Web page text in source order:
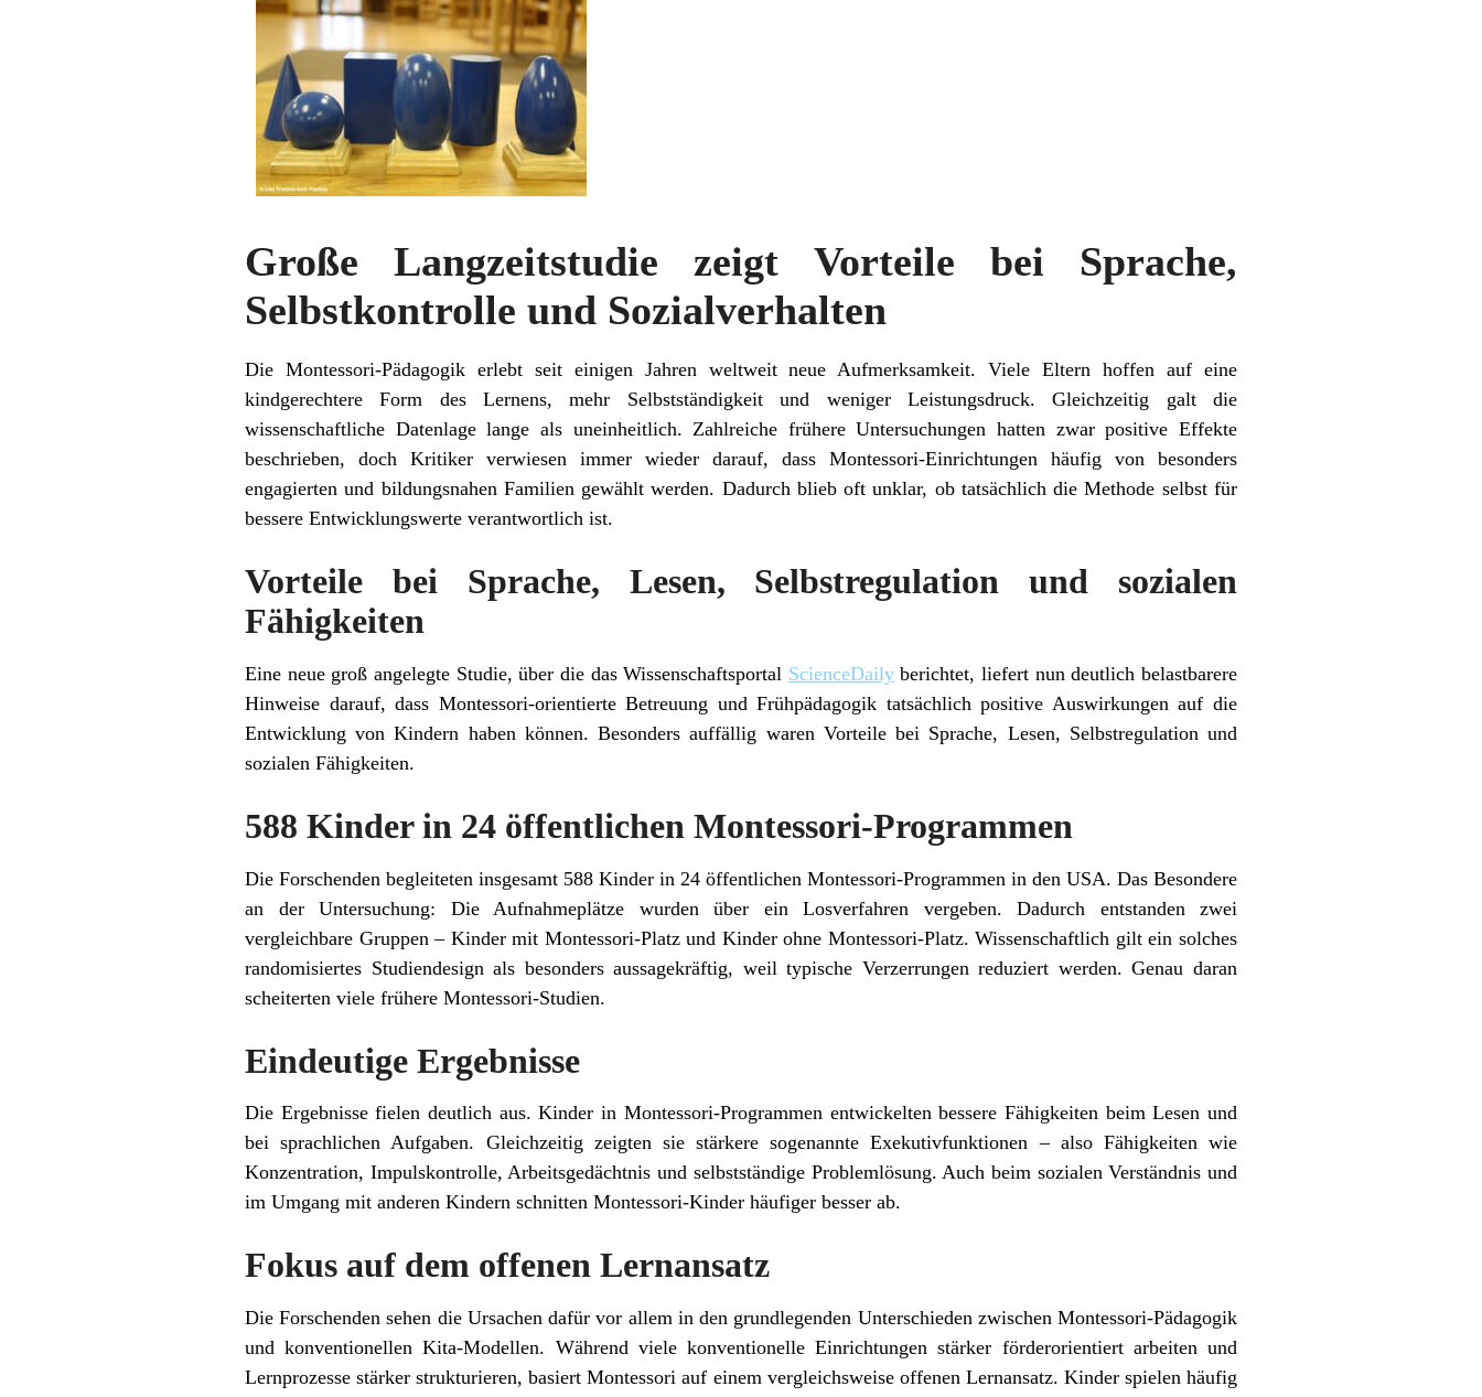
Große Langzeitstudie zeigt Vorteile bei Sprache,
Selbstkontrolle und Sozialverhalten
Die Montessori-Pädagogik erlebt seit einigen Jahren weltweit neue Aufmerksamkeit. Viele Eltern hoffen auf eine
kindgerechtere Form des Lernens, mehr Selbstständigkeit und weniger Leistungsdruck. Gleichzeitig galt die
wissenschaftliche Datenlage lange als uneinheitlich. Zahlreiche frühere Untersuchungen hatten zwar positive Effekte
beschrieben, doch Kritiker verwiesen immer wieder darauf, dass Montessori-Einrichtungen häufig von besonders
engagierten und bildungsnahen Familien gewählt werden. Dadurch blieb oft unklar, ob tatsächlich die Methode selbst für
bessere Entwicklungswerte verantwortlich ist.
Vorteile bei Sprache, Lesen, Selbstregulation und sozialen
Fähigkeiten
Eine neue groß angelegte Studie, über die das Wissenschaftsportal ScienceDailyberichtet, liefert nun deutlich belastbarere
Hinweise darauf, dass Montessori-orientierte Betreuung und Frühpädagogik tatsächlich positive Auswirkungen auf die
Entwicklung von Kindern haben können. Besonders auffällig waren Vorteile bei Sprache, Lesen, Selbstregulation und
sozialen Fähigkeiten.
588 Kinder in 24 öffentlichen Montessori-Programmen
Die Forschenden begleiteten insgesamt 588 Kinder in 24 öffentlichen Montessori-Programmen in den USA. Das Besondere
an der Untersuchung: Die Aufnahmeplätze wurden über ein Losverfahren vergeben. Dadurch entstanden zwei
vergleichbare Gruppen – Kinder mit Montessori-Platz und Kinder ohne Montessori-Platz. Wissenschaftlich gilt ein solches
randomisiertes Studiendesign als besonders aussagekräftig, weil typische Verzerrungen reduziert werden. Genau daran
scheiterten viele frühere Montessori-Studien.
Eindeutige Ergebnisse
Die Ergebnisse fielen deutlich aus. Kinder in Montessori-Programmen entwickelten bessere Fähigkeiten beim Lesen und
bei sprachlichen Aufgaben. Gleichzeitig zeigten sie stärkere sogenannte Exekutivfunktionen – also Fähigkeiten wie
Konzentration, Impulskontrolle, Arbeitsgedächtnis und selbstständige Problemlösung. Auch beim sozialen Verständnis und
im Umgang mit anderen Kindern schnitten Montessori-Kinder häufiger besser ab.
Fokus auf dem offenen Lernansatz
Die Forschenden sehen die Ursachen dafür vor allem in den grundlegenden Unterschieden zwischen Montessori-Pädagogik
und konventionellen Kita-Modellen. Während viele konventionelle Einrichtungen stärker förderorientiert arbeiten und
Lernprozesse stärker strukturieren, basiert Montessori auf einem vergleichsweise offenen Lernansatz. Kinder spielen häufig